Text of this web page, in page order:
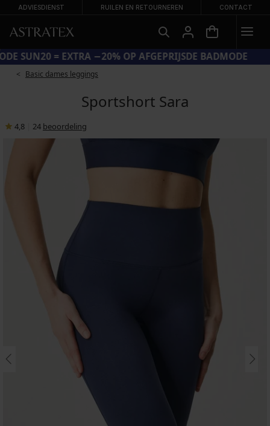
ADVIESDIENST RUILEN EN RETOURNEREN CONTACT
CODE SUN20 = EXTRA −20% OP AFGEPRIJSDE BADMODE
Basic dames leggings
Sportshort Sara
4,8 24 beoordeling